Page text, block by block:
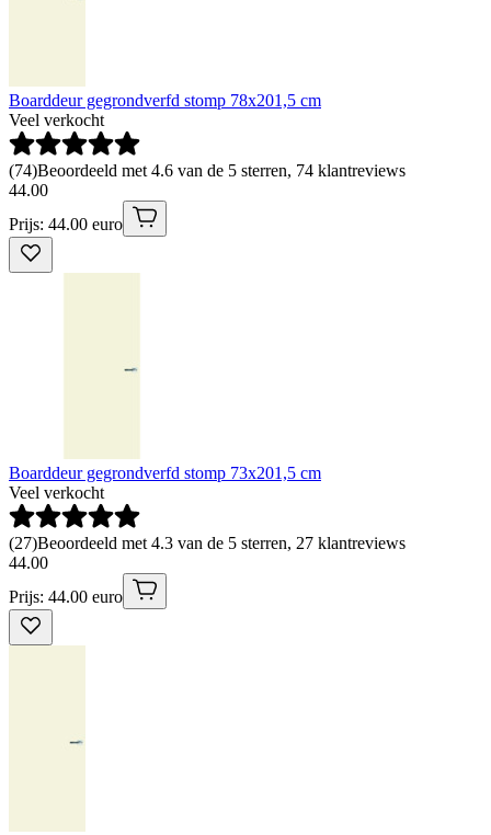
Boarddeur gegrondverfd stomp 78x201,5 cm
Veel verkocht
(74)Beoordeeld met 4.6 van de 5 sterren, 74 klantreviews
44.00
Prijs: 44.00 euro
Boarddeur gegrondverfd stomp 73x201,5 cm
Veel verkocht
(27)Beoordeeld met 4.3 van de 5 sterren, 27 klantreviews
44.00
Prijs: 44.00 euro